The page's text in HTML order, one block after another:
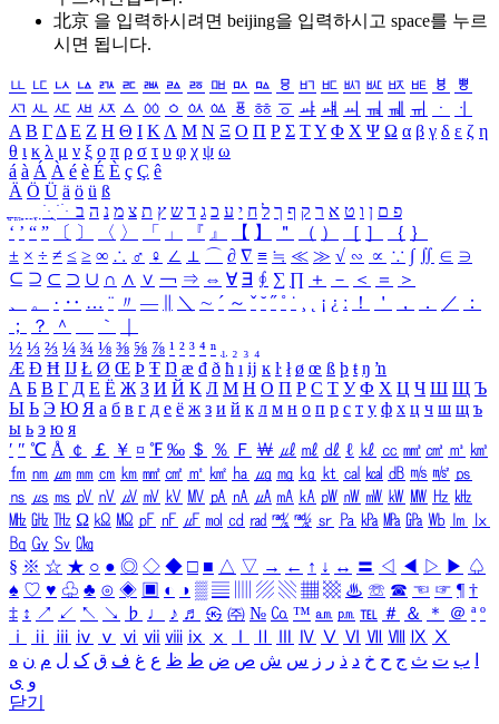
北京 을 입력하시려면 beijing을 입력하시고 space를 누르
시면 됩니다.
ㅥ ㅦ ㅧ ㅨ ㅩ ㅪ ㅫ ㅬ ㅭ ㅮ ㅯ ㅰ ㅱ ㅲ ㅳ ㅴ ㅵ ㅶ ㅷ ㅸ
ㅹ
ㅺ ㅻ ㅼ ㅽ ㅾ ㅿ ㆀ ㆁ ㆂ ㆃ ㆄ ㆅ ㆆ ㆇ ㆈ ㆉ ㆊ ㆋ ㆌ ㆍ
ㆎ
Α Β ΓΔ Ε Ζ Η Θ Ι ΚΛ Μ Ν Ξ Ο Π Ρ Σ ΤΥ Φ Χ Ψ Ω α β γ δ ε ζ η
θ ι κ λ μ ν ξ ο π ρ σ τ υ φ χ ψ ω
á à Á À é è É È ç Ç ê
Ä Ö Ü ä ö ü ß
ִֶֹ ֻּ ׁׂ פ ם ן ו ט א ר ק ף ך ל ח י ע כ ג ד ש ץ ת צ מ נ ה ב
‘ ’ “ ” 〔 〕 〈 〉 「 」 『 』 【 】 ＂ （ ） ［ ］ ｛ ｝
± × ÷ ≠ ≤ ≥ ∞ ∴ ♂ ♀ ∠ ⊥ ⌒ ∂ ∇ ≡ ≒ ≪ ≫ √ ∽ ∝ ∵ ∫ ∬ ∈ ∋
⊆ ⊇ ⊂ ⊃ ∪ ∩ ∧ ∨ ￢ ⇒ ⇔ ∀ ∃ ∮ ∑ ∏ ＋ － ＜ ＝
＞
、
。 · ‥ … ¨ 〃 ― ＼ ∼ ´ ～ ˇ ˘ ˝ ˚ ˙ ¸ ¡ ¿ ː ！ ＇ ， ． ／
：
；
？ ＾ ｀
½ ⅓ ⅔ ¼ ¾ ⅛ ⅜ ⅝ ⅞ ¹ ² ³ ⁴ ⁿ ₁ ₂ ₃ ₄
Æ Ð Ħ Ĳ Ł Ø Œ Þ Ŧ Ŋ æ đ ð ħ ı ĳ ĸ ŀ ł ø œ ß þ ŧ ŋ ŉ
А Б В Г Д Е Ё Ж З И Й К Л М Н О П Р С Т У Ф Х Ц Ч Ш Щ Ъ
Ы Ь Э Ю Я а б в г д е ё ж з и й к л м н о п р с т у ф х ц ч ш щ ъ
ы ь э ю я
′ ″ ℃ Å ￠ ￡ ￥ ¤ ℉ ‰ ＄ ％ Ｆ ￦ ㎕ ㎖ ㎗ ℓ ㎘ ㏄ ㎣ ㎤ ㎥ ㎦
㎙ ㎚ ㎛ ㎜ ㎝ ㎞ ㎟ ㎠ ㎡ ㎢ ㏊ ㎍ ㎎ ㎏ ㏏ ㎈ ㎉ ㏈ ㎧ ㎨ ㎰
㎱ ㎲ ㎳ ㎴ ㎵ ㎶ ㎷ ㎸ ㎹ ㎀ ㎁ ㎂ ㎃ ㎄ ㎺ ㎻ ㎽ ㎾ ㎿ ㎐ ㎑
㎒ ㎓ ㎔ Ω ㏀ ㏁ ㎊ ㎋ ㎌ ㏖ ㏅ ㎭ ㎮ ㎯ ㏛ ㎩ ㎪ ㎫ ㎬ ㏝ ㏐
㏓
㏃ ㏉ ㏜ ㏆
§ ※ ☆ ★ ○ ● ◎ ◇ ◆ □ ■ △ ▽ → ← ↑ ↓ ↔ 〓 ◁ ◀ ▷ ▶ ♤
♠ ♡ ♥ ♧ ♣ ⊙ ◈ ▣ ◐ ◑ ▒ ▤ ▨ ▧ ▦ ▩ ♨ ☏ ☎ ☜ ☞ ¶ †
‡ ↕ ↗ ↙ ↖ ↘ ♭ ♩ ♪ ♬ ㉿ ㈜ № ㏇ ™ ㏂ ㏘ ℡ ＃ ＆ ＊ ＠ ª º
ⅰ
ⅱ ⅲ ⅳ ⅴ ⅵ ⅶ ⅷ ⅸ ⅹ Ⅳ Ⅴ Ⅵ Ⅶ Ⅷ Ⅸ Ⅹ
ب ت ث ج ح خ د ذ ر ز س ش ص ض ط ظ ع غ ف ق ک ل م ن ه
و ی
닫기